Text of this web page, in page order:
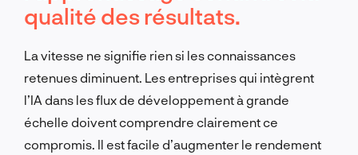
qualité des résultats.
La vitesse ne signifie rien si les connaissances
retenues diminuent. Les entreprises qui intègrent
l’IA dans les flux de développement à grande
échelle doivent comprendre clairement ce
compromis. Il est facile d’augmenter le rendement